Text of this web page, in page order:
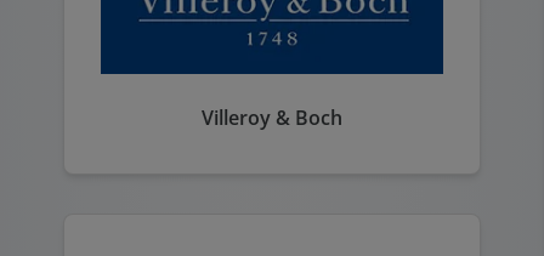
Villeroy & Boch